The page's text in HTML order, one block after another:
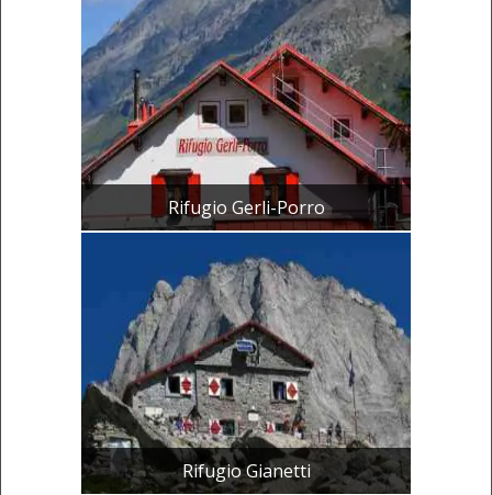
Rifugio Gerli-Porro
Rifugio Gianetti